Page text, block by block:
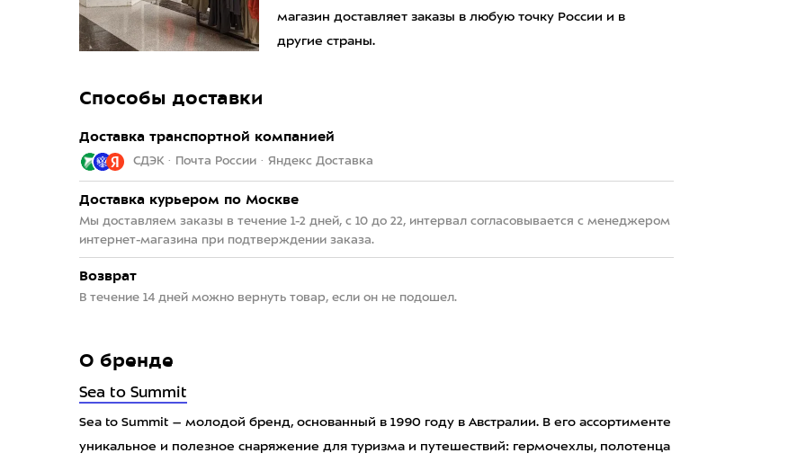
магазин доставляет заказы в любую точку России и в
другие страны.
Способы доставки
Доставка транспортной компанией
СДЭК · Почта России · Яндекс Доставка
Доставка курьером по Москве
Мы доставляем заказы в течение 1-2 дней, с 10 до 22, интервал согласовывается с менеджером
интернет-магазина при подтверждении заказа.
Возврат
В течение 14 дней можно вернуть товар, если он не подошел.
О бренде
Sea to Summit
Sea to Summit – молодой бренд, основанный в 1990 году в Австралии. В его ассортименте
уникальное и полезное снаряжение для туризма и путешествий: гермочехлы, полотенца